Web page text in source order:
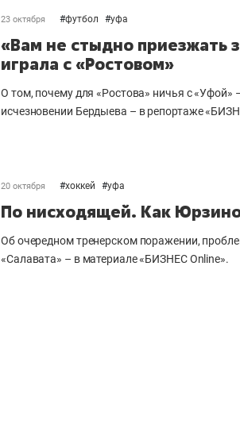
23 октября #футбол #уфа
«Вам не стыдно приезжать
играла с «Ростовом»
О том, почему для «Ростова» ничья с «Уфой»
исчезновении Бердыева – в репортаже
20 октября #хоккей #уфа
По нисходящей. Как
Об очередном тренерском поражении,
«Салавата» – в материале «БИЗНЕС Online».